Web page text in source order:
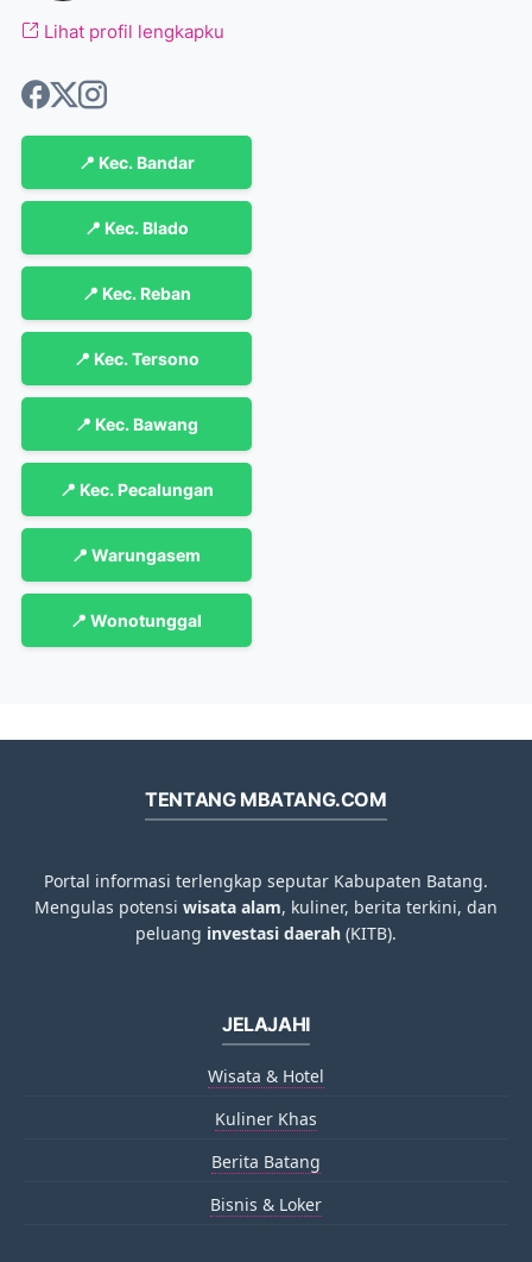
Lihat profil lengkapku
📍 Kec. Bandar
📍 Kec. Blado
📍 Kec. Reban
📍 Kec. Tersono
📍 Kec. Bawang
📍 Kec. Pecalungan
📍 Warungasem
📍 Wonotunggal
TENTANG MBATANG.COM
Portal informasi terlengkap seputar Kabupaten Batang.
Mengulas potensi wisata alam, kuliner, berita terkini, dan
peluang investasi daerah (KITB).
JELAJAHI
Wisata & Hotel
Kuliner Khas
Berita Batang
Bisnis & Loker